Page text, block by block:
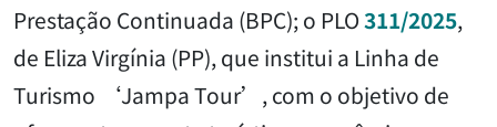
Prestação Continuada (BPC); o PLO311/2025,
de Eliza Virgínia (PP), que institui a Linha de
Turismo ‘Jampa Tour’, com o objetivo de